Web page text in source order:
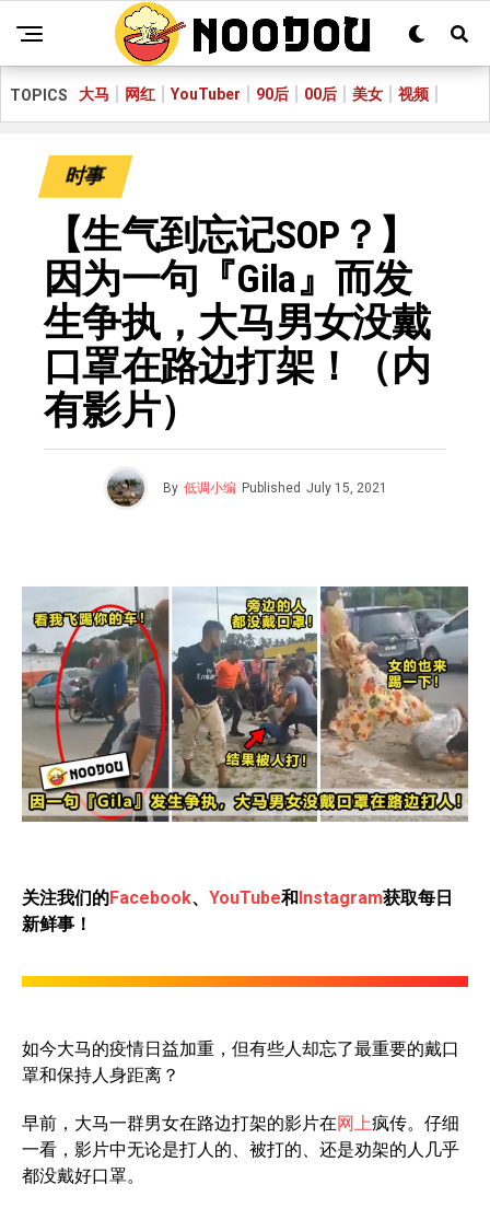
TOPICS 大马 网红 YouTuber 90后 00后 美女 视频
时事
【生气到忘记SOP？】
因为一句『Gila』而发
生争执，大马男女没戴
口罩在路边打架！（内
有影片）
By 低调小编 Published July 15, 2021
关注我们的Facebook、 YouTube和Instagram获取每日
新鲜事！
如今大马的疫情日益加重，但有些人却忘了最重要的戴口
罩和保持人身距离？
早前，大马一群男女在路边打架的影片在网上疯传。仔细
一看，影片中无论是打人的、被打的、还是劝架的人几乎
都没戴好口罩。